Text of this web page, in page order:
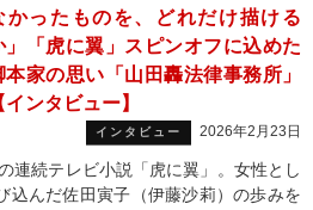
かったものを、どれだけ描ける
」「虎に翼」スピンオフに込めた
本家の思い「山田轟法律事務所」
インタビュー】
インタビュー 2026年2月23日
連続テレビ小説「虎に翼」。女性とし
込んだ佐田寅子（伊藤沙莉）の歩みを